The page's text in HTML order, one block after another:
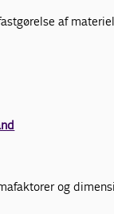
af
og